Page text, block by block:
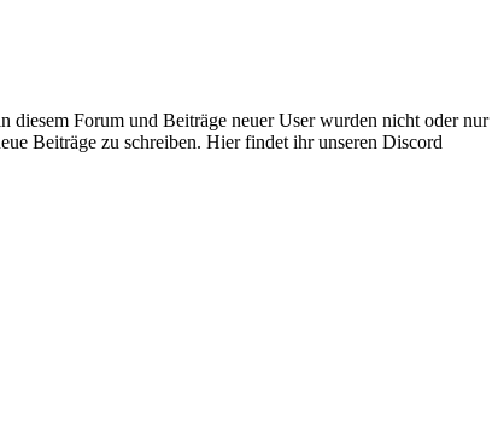
diesem Forum und Beiträge neuer User wurden nicht oder nur
Beiträge zu schreiben. Hier findet ihr unseren Discord